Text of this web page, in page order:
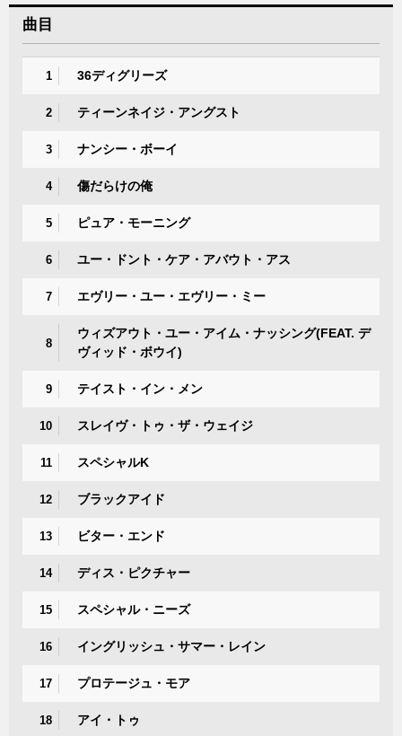
曲目
1 36ディグリーズ
2 ティーンネイジ・アングスト
3 ナンシー・ボーイ
4 傷だらけの俺
5 ピュア・モーニング
6 ユー・ドント・ケア・アバウト・アス
7 エヴリー・ユー・エヴリー・ミー
8
ウィズアウト・ユー・アイム・ナッシング(FEAT. デ
ヴィッド・ボウイ)
9 テイスト・イン・メン
10 スレイヴ・トゥ・ザ・ウェイジ
11 スペシャルK
12 ブラックアイド
13 ビター・エンド
14 ディス・ピクチャー
15 スペシャル・ニーズ
16 イングリッシュ・サマー・レイン
17 プロテージュ・モア
18 アイ・トゥ